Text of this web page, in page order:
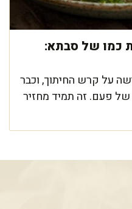
כמו של סבתא:
על קרש החיתוך, וכבר
פעם. זה תמיד מחזיר